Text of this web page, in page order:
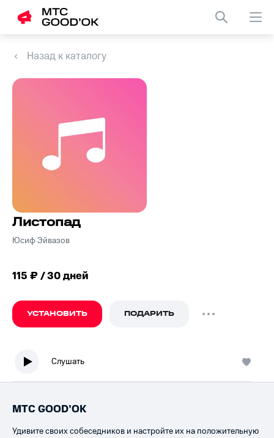
Назад к каталогу
Листопад
Юсиф Эйвазов
115 ₽ / 30 дней
УСТАНОВИТЬ ПОДАРИТЬ
Слушать
МТС GOOD’OK
Удивите своих собеседников и настройте их на положительную